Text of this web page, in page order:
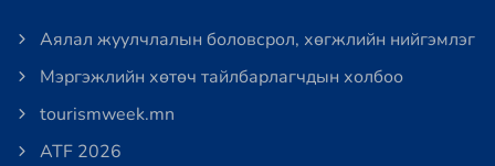
Аялал жуулчлалын боловсрол, хөгжлийн нийгэмлэг
Мэргэжлийн хөтөч тайлбарлагчдын холбоо
tourismweek.mn
ATF 2026